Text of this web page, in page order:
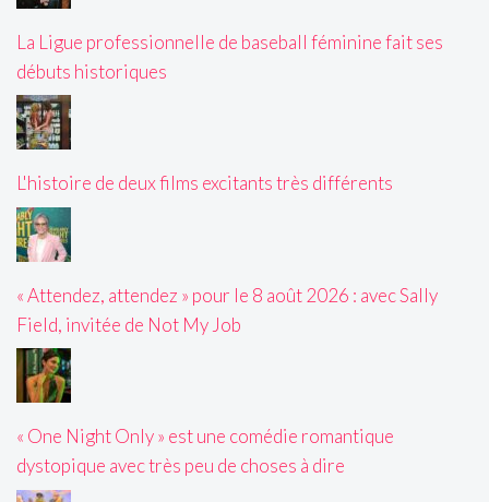
La Ligue professionnelle de baseball féminine fait ses
débuts historiques
L'histoire de deux films excitants très différents
« Attendez, attendez » pour le 8 août 2026 : avec Sally
Field, invitée de Not My Job
« One Night Only » est une comédie romantique
dystopique avec très peu de choses à dire